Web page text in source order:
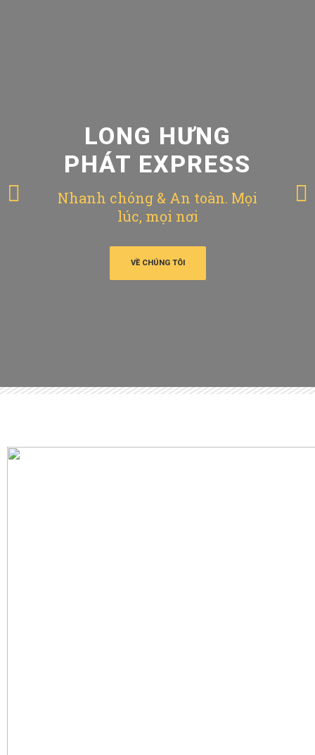
LONG HƯNG
PHÁT EXPRESS
Nhanh chóng & An toàn. Mọi
lúc, mọi nơi
VỀ CHÚNG TÔI